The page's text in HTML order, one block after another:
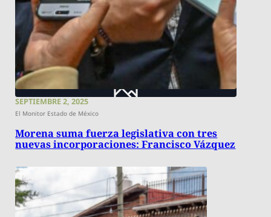
SEPTIEMBRE 2, 2025
El Monitor Estado de México
Morena suma fuerza legislativa con tres
nuevas incorporaciones: Francisco Vázquez